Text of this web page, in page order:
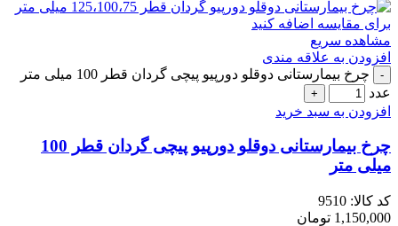
برای مقایسه اضافه کنید
مشاهده سریع
افزودن به علاقه مندی
چرخ بیمارستانی دوقلو دورپیو پیچی گردان قطر 100 میلی متر
عدد
افزودن به سبد خرید
چرخ بیمارستانی دوقلو دورپیو پیچی گردان قطر 100
میلی متر
کد کالا: 9510
1,150,000 تومان